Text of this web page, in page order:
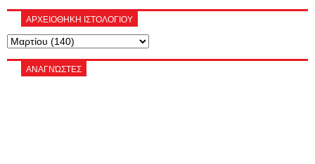
ΑΡΧΕΙΟΘΗΚΗ ΙΣΤΟΛΟΓΙΟΥ
ΑΝΑΓΝΏΣΤΕΣ